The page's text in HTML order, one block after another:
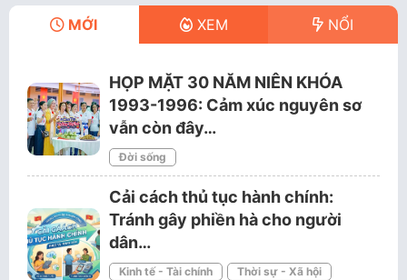
MỚI XEM NỔI
HỌP MẶT 30 NĂM NIÊN KHÓA
1993-1996: Cảm xúc nguyên sơ
vẫn còn đây…
Đời sống
Cải cách thủ tục hành chính:
Tránh gây phiền hà cho người
dân…
Kinh tế - Tài chính
Thời sự - Xã hội